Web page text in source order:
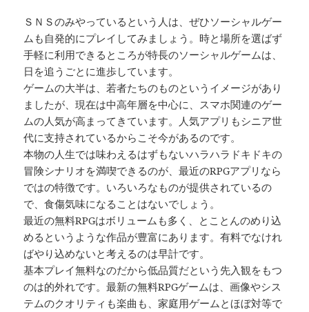
ＳＮＳのみやっているという人は、ぜひソーシャルゲー
ムも自発的にプレイしてみましょう。時と場所を選ばず
手軽に利用できるところが特長のソーシャルゲームは、
日を追うごとに進歩しています。
ゲームの大半は、若者たちのものというイメージがあり
ましたが、現在は中高年層を中心に、スマホ関連のゲー
ムの人気が高まってきています。人気アプリもシニア世
代に支持されているからこそ今があるのです。
本物の人生では味わえるはずもないハラハラドキドキの
冒険シナリオを満喫できるのが、最近のRPGアプリなら
ではの特徴です。いろいろなものが提供されているの
で、食傷気味になることはないでしょう。
最近の無料RPGはボリュームも多く、とことんのめり込
めるというような作品が豊富にあります。有料でなけれ
ばやり込めないと考えるのは早計です。
基本プレイ無料なのだから低品質だという先入観をもつ
のは的外れです。最新の無料RPGゲームは、画像やシス
テムのクオリティも楽曲も、家庭用ゲームとほぼ対等で